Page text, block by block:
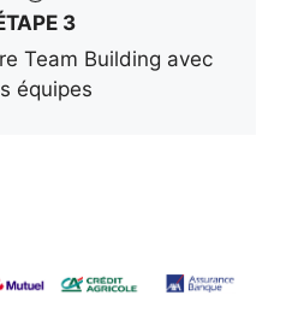
3
Team Building avec
équipes